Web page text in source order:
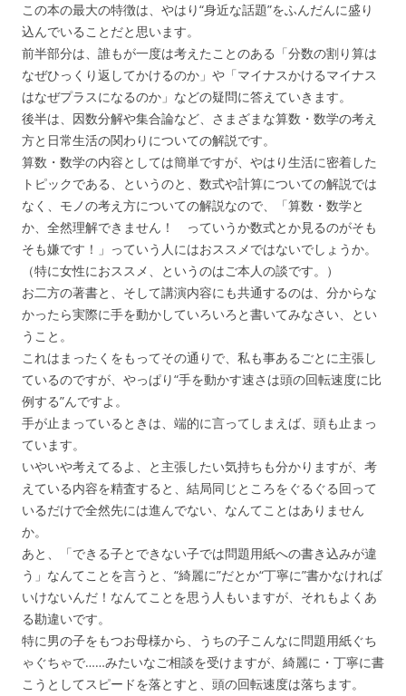
この本の最大の特徴は、やはり“身近な話題”をふんだんに盛り
込んでいることだと思います。
前半部分は、誰もが一度は考えたことのある「分数の割り算は
なぜひっくり返してかけるのか」や「マイナスかけるマイナス
はなぜプラスになるのか」などの疑問に答えていきます。
後半は、因数分解や集合論など、さまざまな算数・数学の考え
方と日常生活の関わりについての解説です。
算数・数学の内容としては簡単ですが、やはり生活に密着した
トピックである、というのと、数式や計算についての解説では
なく、モノの考え方についての解説なので、「算数・数学と
か、全然理解できません！ っていうか数式とか見るのがそも
そも嫌です！」っていう人にはおススメではないでしょうか。
（特に女性におススメ、というのはご本人の談です。）
お二方の著書と、そして講演内容にも共通するのは、分からな
かったら実際に手を動かしていろいろと書いてみなさい、とい
うこと。
これはまったくをもってその通りで、私も事あるごとに主張し
ているのですが、やっぱり“手を動かす速さは頭の回転速度に比
例する”んですよ。
手が止まっているときは、端的に言ってしまえば、頭も止まっ
ています。
いやいや考えてるよ、と主張したい気持ちも分かりますが、考
えている内容を精査すると、結局同じところをぐるぐる回って
いるだけで全然先には進んでない、なんてことはありません
か。
あと、「できる子とできない子では問題用紙への書き込みが違
う」なんてことを言うと、“綺麗に”だとか“丁寧に”書かなければ
いけないんだ！なんてことを思う人もいますが、それもよくあ
る勘違いです。
特に男の子をもつお母様から、うちの子こんなに問題用紙ぐち
ゃぐちゃで……みたいなご相談を受けますが、綺麗に・丁寧に書
こうとしてスピードを落とすと、頭の回転速度は落ちます。